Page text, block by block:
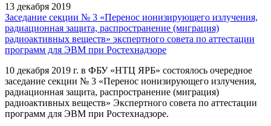
13 декабря 2019
Заседание секции № 3 «Перенос ионизирующего излучения,
радиационная защита, распространение (миграция)
радиоактивных веществ» экспертного совета по аттестации
программ для ЭВМ при Ростехнадзоре
10 декабря 2019 г. в ФБУ «НТЦ ЯРБ» состоялось очередное
заседание секции № 3 «Перенос ионизирующего излучения,
радиационная защита, распространение (миграция)
радиоактивных веществ» Экспертного совета по аттестации
программ для ЭВМ при Ростехнадзоре.